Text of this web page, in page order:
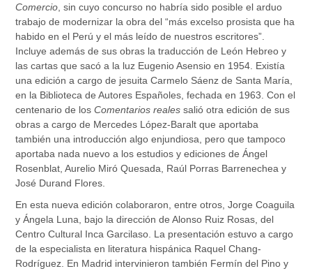
Comercio , sin cuyo concurso no habría sido posible el arduo
trabajo de modernizar la obra del “más excelso prosista que ha
habido en el Perú y el más leído de nuestros escritores”.
Incluye además de sus obras la traducción de León Hebreo y
las cartas que sacó a la luz Eugenio Asensio en 1954. Existía
una edición a cargo de jesuita Carmelo Sáenz de Santa María,
en la Biblioteca de Autores Españoles, fechada en 1963. Con el
centenario de losComentarios realessalió otra edición de sus
obras a cargo de Mercedes López-Baralt que aportaba
también una introducción algo enjundiosa, pero que tampoco
aportaba nada nuevo a los estudios y ediciones de Ángel
Rosenblat, Aurelio Miró Quesada, Raúl Porras Barrenechea y
José Durand Flores.
En esta nueva edición colaboraron, entre otros, Jorge Coaguila
y Ángela Luna, bajo la dirección de Alonso Ruiz Rosas, del
Centro Cultural Inca Garcilaso. La presentación estuvo a cargo
de la especialista en literatura hispánica Raquel Chang-
Rodríguez. En Madrid intervinieron también Fermín del Pino y